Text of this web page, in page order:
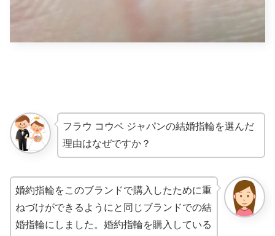
フラウ コウベ ジャパンの結婚指輪を選んだ
理由はなぜですか？
婚約指輪をこのブランドで購入したために重
ねづけができるようにと同じブランドでの結
婚指輪にしました。婚約指輪を購入している